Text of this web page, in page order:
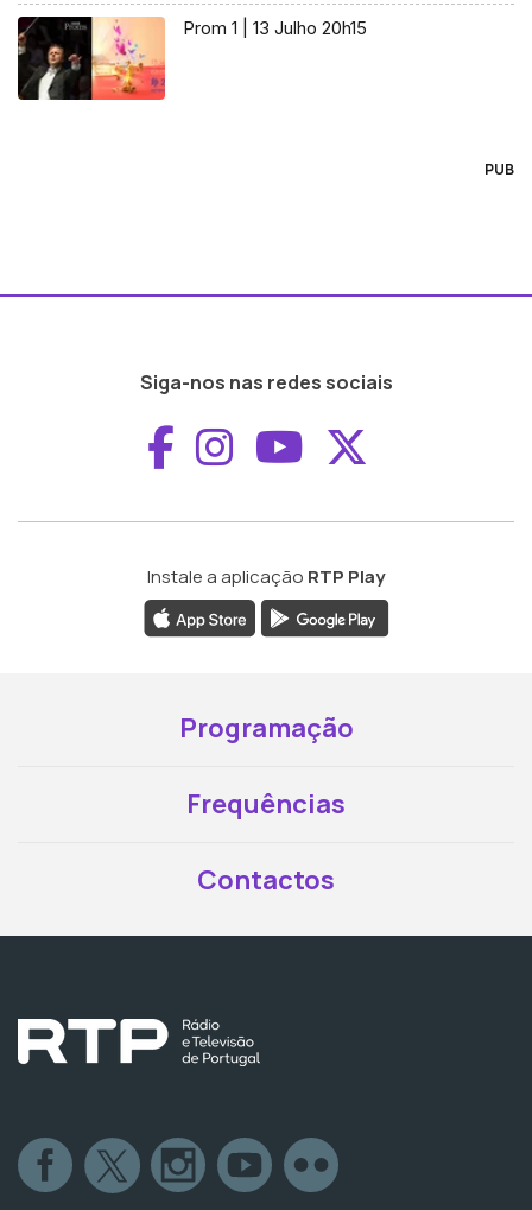
Prom 1 | 13 Julho 20h15
PUB
Siga-nos nas redes sociais
Aceder ao
Aceder ao
Aceder ao
Instale a aplicação RTP Play
Programação
Frequências
Contactos